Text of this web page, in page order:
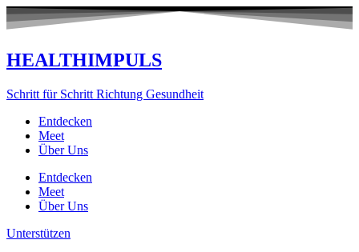
Zum
Inhalt
HEALTHIMPULS
Schritt für Schritt Richtung Gesundheit
Entdecken
Meet
Über Uns
Entdecken
Meet
Über Uns
Unterstützen